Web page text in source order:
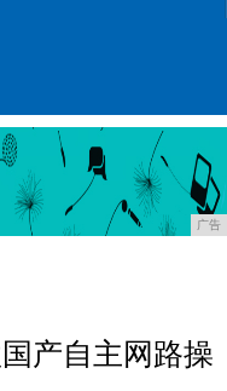
广告
产自主网路操